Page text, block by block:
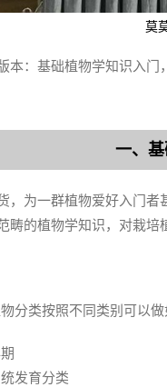
莫
本：基础植物学知识入
一、
，为一群植物爱好入门者
畴的植物学知识，对栽培
分类按照不同类别可以做
发育分类